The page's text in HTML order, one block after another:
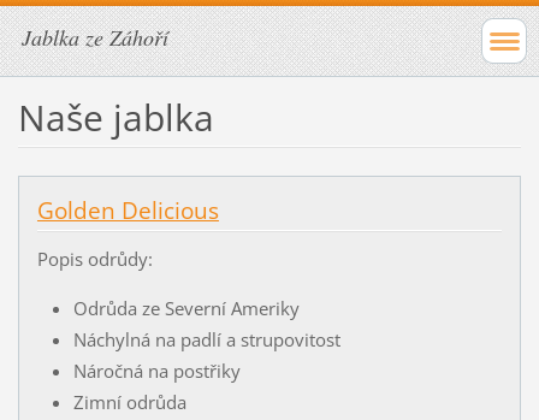
Jablka ze Záhoří
Naše jablka
Golden Delicious
Popis odrůdy:
Odrůda ze Severní Ameriky
Náchylná na padlí a strupovitost
Náročná na postřiky
Zimní odrůda